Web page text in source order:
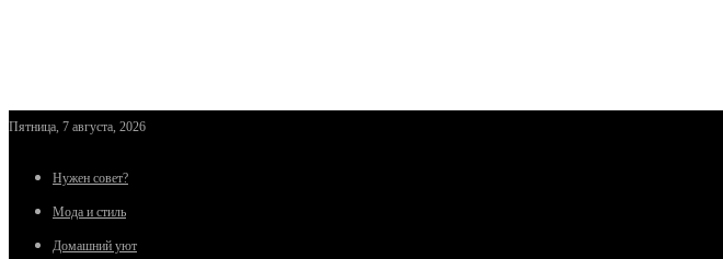
Пятница, 7 августа, 2026
Нужен совет?
Мода и стиль
Домашний уют